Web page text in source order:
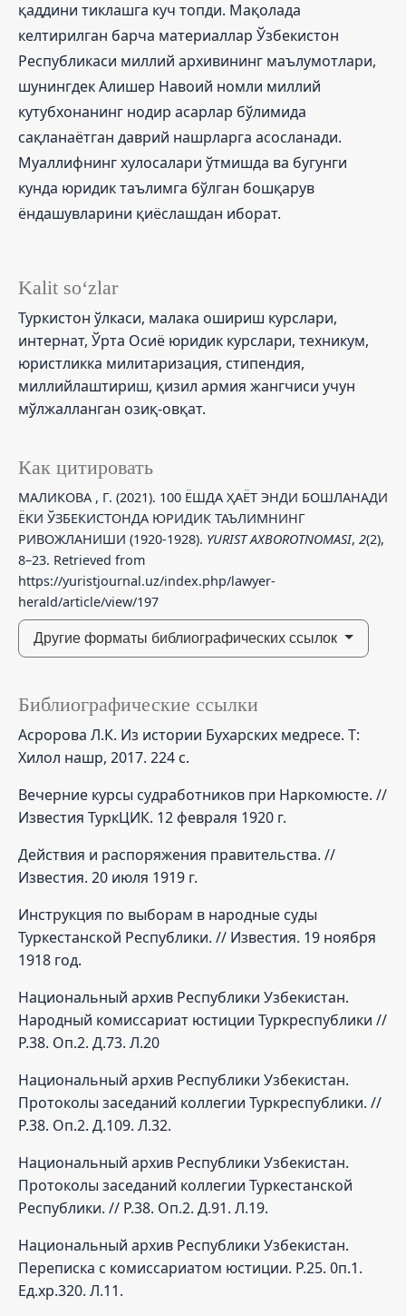
Kalit so‘zlar
Туркистон ўлкаси, малака ошириш курслари,
интернат, Ўрта Осиё юридик курслари, техникум,
юристликка милитаризация, стипендия,
миллийлаштириш, қизил армия жангчиси учун
мўлжалланган озиқ-овқат.
Как цитировать
МАЛИКОВА , Г. (2021). 100 ЁШДА ҲАЁТ ЭНДИ БОШЛАНАДИ
ЁКИ ЎЗБЕКИСТОНДА ЮРИДИК ТАЪЛИМНИНГ
РИВОЖЛАНИШИ (1920-1928). YURIST AXBOROTNOMASI, 2(2),
8–23. Retrieved from
https://yuristjournal.uz/index.php/lawyer-
herald/article/view/197
Другие форматы библиографических ссылок
қаддини тиклашга куч топди. Мақолада
келтирилган барча материаллар Ўзбекистон
Республикаси миллий архивининг маълумотлари,
шунингдек Алишер Навоий номли миллий
кутубхонанинг нодир асарлар бўлимида
сақланаётган даврий нашрларга асосланади.
Муаллифнинг хулосалари ўтмишда ва бугунги
кунда юридик таълимга бўлган бошқарув
ёндашувларини қиёслашдан иборат.
Библиографические ссылки
Асророва Л.К. Из истории Бухарских медресе. Т:
Хилол нашр, 2017. 224 с.
Вечерние курсы судработников при Наркомюсте. //
Известия ТуркЦИК. 12 февраля 1920 г.
Действия и распоряжения правительства. //
Известия. 20 июля 1919 г.
Инструкция по выборам в народные суды
Туркестанской Республики. // Известия. 19 ноября
1918 год.
Национальный архив Республики Узбекистан.
Народный комиссариат юстиции Туркреспублики //
Р.38. Оп.2. Д.73. Л.20
Национальный архив Республики Узбекистан.
Протоколы заседаний коллегии Туркреспублики. //
Р.38. Оп.2. Д.109. Л.32.
Национальный архив Республики Узбекистан.
Протоколы заседаний коллегии Туркестанской
Республики. // Р.38. Оп.2. Д.91. Л.19.
Национальный архив Республики Узбекистан.
Переписка с комиссариатом юстиции. Р.25. 0п.1.
Ед.хр.320. Л.11.